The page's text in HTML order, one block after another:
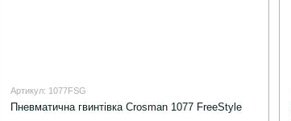
Артикул: 1077FSG
Пневматична гвинтівка Crosman 1077 FreeStyle